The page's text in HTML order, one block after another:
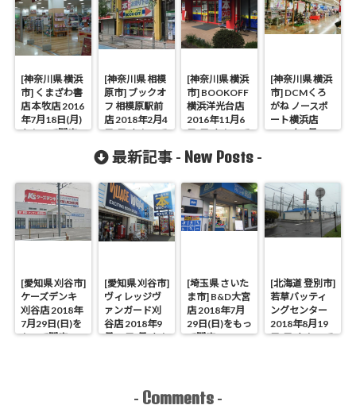
[神奈川県 横浜
市] くまざわ書
店 本牧店 2016
年7月18日(月)
をもって閉店
[神奈川県 相模
原市] ブックオ
フ 相模原駅前
店 2018年2月4
日(日)をもって
[神奈川県 横浜
市] BOOKOFF
横浜洋光台店
2016年11月6
日(日)をもって
[神奈川県 横浜
市] DCMくろ
がね ノースポ
ート横浜店
2017年1月15
最新記事 - New Posts -
[愛知県 刈谷市]
ケーズデンキ
刈谷店 2018年
7月29日(日)を
もって閉店
[愛知県 刈谷市]
ヴィレッジヴ
ァンガード刈
谷店 2018年9
月17日(月)をも
[埼玉県 さいた
ま市] B&D大宮
店 2018年7月
29日(日)をもっ
て閉店
[北海道 登別市]
若草バッティ
ングセンター
2018年8月19
日(日)をもって
- Comments -